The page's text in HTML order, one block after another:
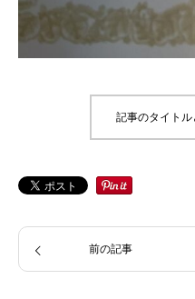
記事のタイト
前の記事